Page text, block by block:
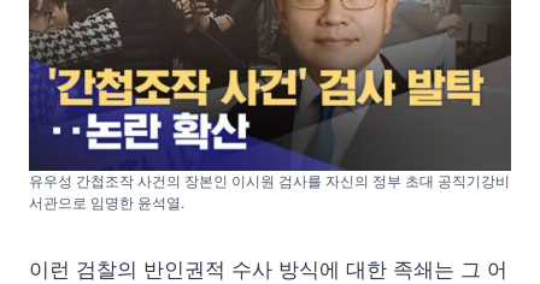
유우성 간첩조작 사건의 장본인 이시원 검사를 자신의 정부 초대 공직기강비
서관으로 임명한 윤석열.
이런 검찰의 반인권적 수사 방식에 대한 족쇄는 그 어